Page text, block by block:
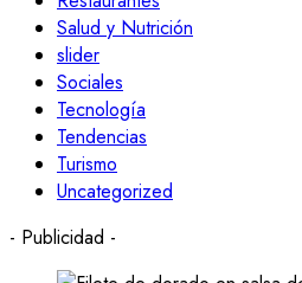
Salud y Nutrición
slider
Sociales
Tecnología
Tendencias
Turismo
Uncategorized
- Publicidad -